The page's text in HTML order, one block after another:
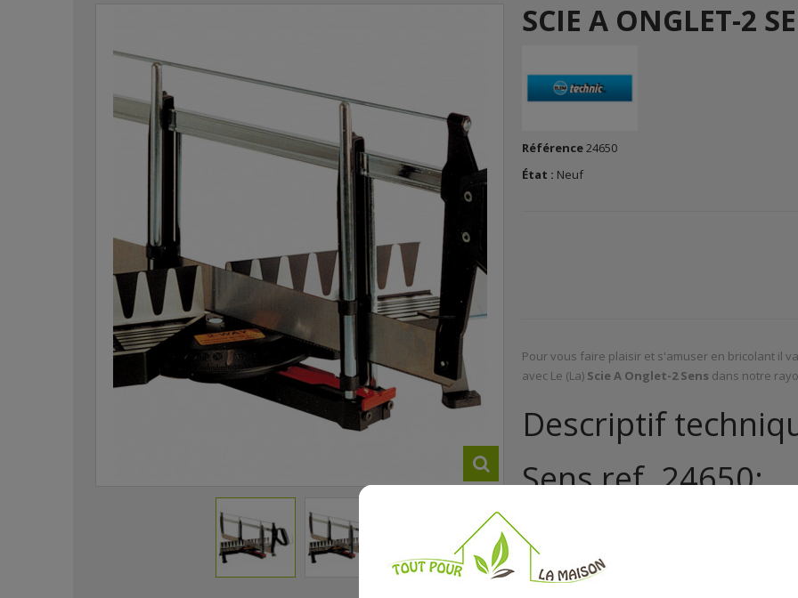
SCIE A ONGLET-2
Référence24650
État : Neuf
Pour vous faire plaisir et s'amuser en bricolant il
avec Le (La) Scie A Onglet-2 Sens dans notre
Descriptif
Sens ref. 24650:
- Combiné Avec Lame - 550Mm
- 5 Angles De Coupe
- Hauteur De Coupe : 15 Cm